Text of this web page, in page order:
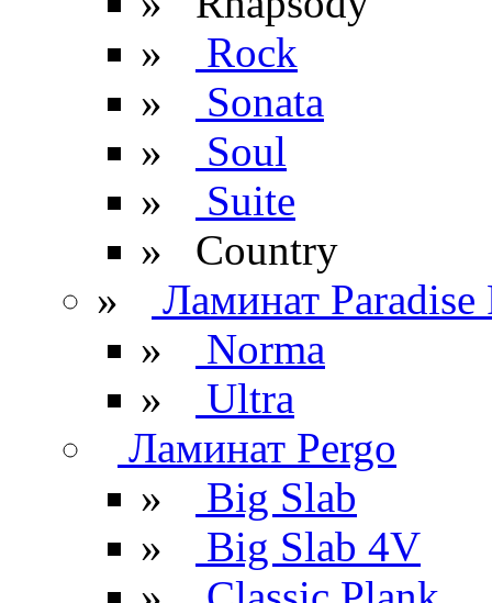
»
Rock
»
Sonata
»
Soul
»
Suite
» Сountry
»
Ламинат Paradise
»
Norma
»
Ultra
Ламинат Pergo
»
Big Slab
»
Big Slab 4V